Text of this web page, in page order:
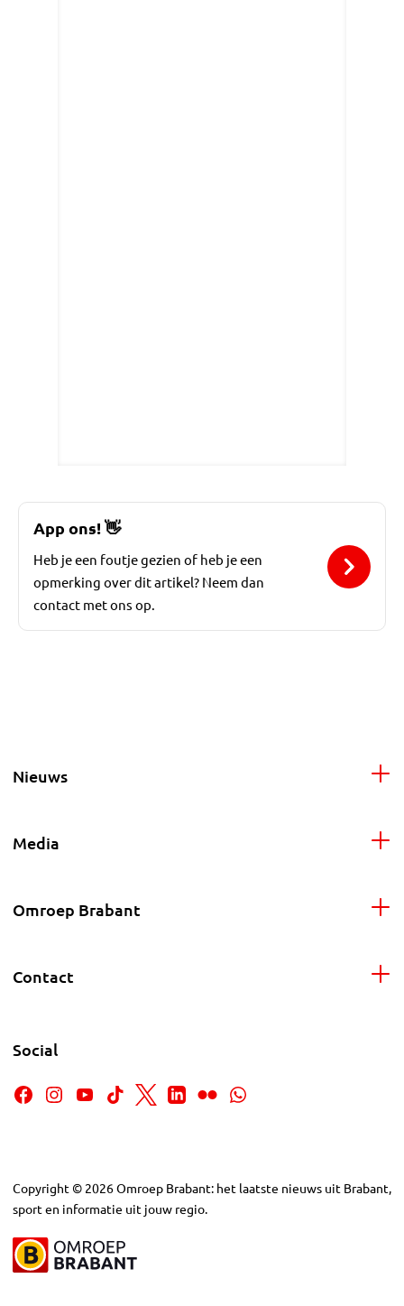
App ons!👋
Heb je een foutje gezien of heb je een
opmerking over dit artikel? Neem dan
contact met ons op.
Nieuws
Media
Omroep Brabant
Contact
Social
Copyright © 2026Omroep Brabant: het laatste nieuws uit Brabant,
sport en informatie uit jouw regio.